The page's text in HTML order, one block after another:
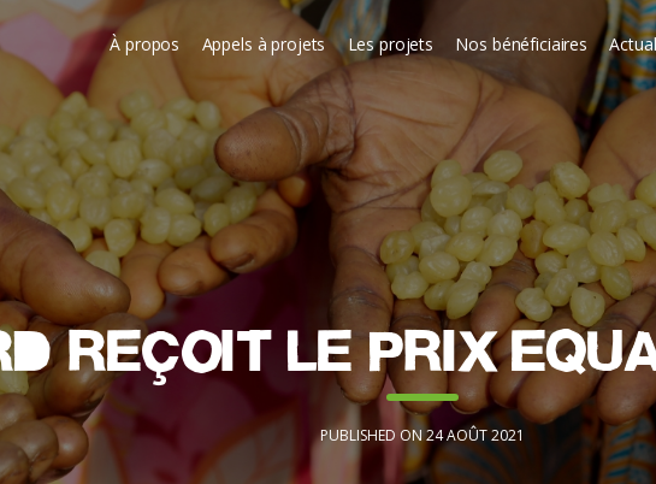
À propos Appels à projets Les projets Nos bénéficiaires
reçoit le prix
PUBLISHED ON 24 AOÛT 2021